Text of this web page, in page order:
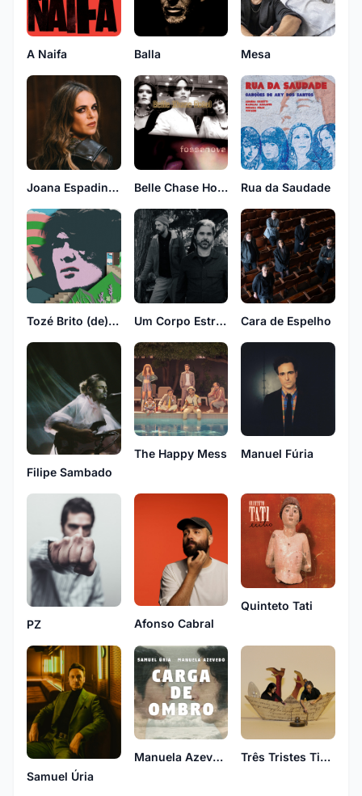
A Naifa Balla Mesa
Joana Espadinha Belle Chase Hotel Rua da Saudade
Tozé Brito (de) novo Um Corpo Estranho Cara de Espelho
Filipe Sambado
The Happy Mess Manuel Fúria
PZ Afonso Cabral
Quinteto Tati
Samuel Úria
Manuela Azevedo Três Tristes Tigres